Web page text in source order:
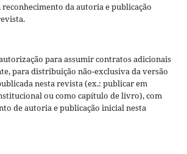
da autoria e publicação
para assumir contratos adicionais
para distribuição não-exclusiva da versão
nesta revista (ex.: publicar em
ou como capítulo de livro), com
de autoria e publicação inicial nesta